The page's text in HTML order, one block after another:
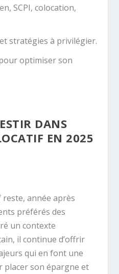
SCPI, colocation,
stratégies à privilégier.
optimiser son
DANS
EN 2025
reste, année après
préférés des
un contexte
il continue d’offrir
qui en font une
son épargne et